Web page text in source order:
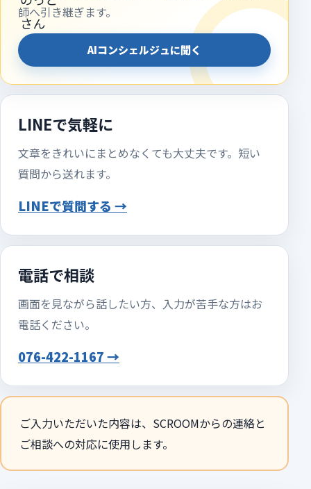
師へ引き継ぎます。
AIコンシェルジュに聞く
LINEで気軽に
文章をきれいにまとめなくても大丈夫です。短い
質問から送れます。
LINEで質問する →
電話で相談
画面を見ながら話したい方、入力が苦手な方はお
電話ください。
076-422-1167 →
ご入力いただいた内容は、SCROOMからの連絡と
ご相談への対応に使用します。